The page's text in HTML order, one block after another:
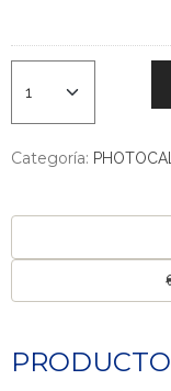
Categoría: